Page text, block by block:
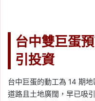
台中雙巨蛋
引投資
台中巨蛋的動工為 14 期
道路且土地廣闊，早已吸